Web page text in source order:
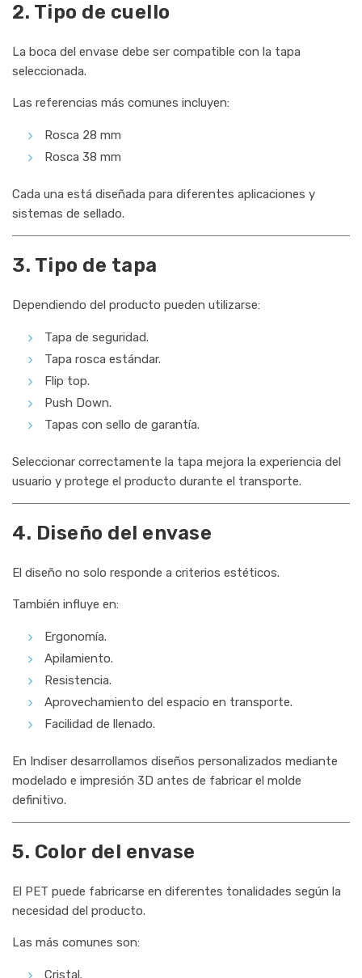
2. Tipo de cuello
La boca del envase debe ser compatible con la tapa
seleccionada.
Las referencias más comunes incluyen:
Rosca 28 mm
Rosca 38 mm
Cada una está diseñada para diferentes aplicaciones y
sistemas de sellado.
3. Tipo de tapa
Dependiendo del producto pueden utilizarse:
Tapa de seguridad.
Tapa rosca estándar.
Flip top.
Push Down.
Tapas con sello de garantía.
Seleccionar correctamente la tapa mejora la experiencia del
usuario y protege el producto durante el transporte.
4. Diseño del envase
El diseño no solo responde a criterios estéticos.
También influye en:
Ergonomía.
Apilamiento.
Resistencia.
Aprovechamiento del espacio en transporte.
Facilidad de llenado.
En Indiser desarrollamos diseños personalizados mediante
modelado e impresión 3D antes de fabricar el molde
definitivo.
5. Color del envase
El PET puede fabricarse en diferentes tonalidades según la
necesidad del producto.
Las más comunes son:
Cristal.